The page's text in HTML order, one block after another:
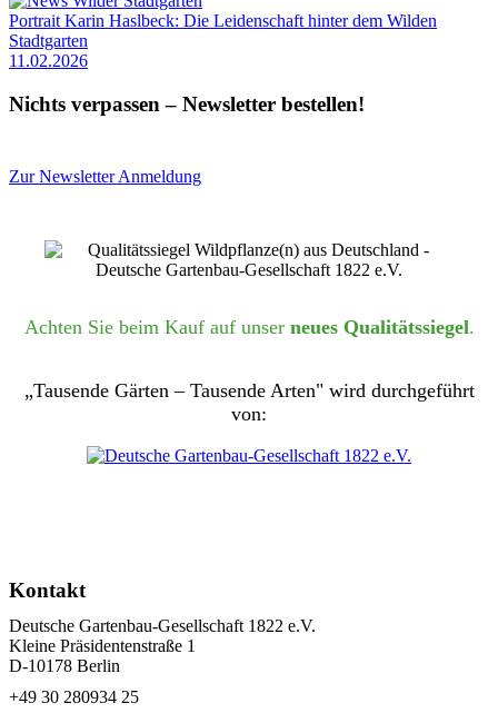
Portrait Karin Haslbeck: Die Leidenschaft hinter dem Wilden
Stadtgarten
11.02.2026
Nichts verpassen – Newsletter bestellen!
Zur Newsletter Anmeldung
Achten Sie beim Kauf auf unser neues Qualitätssiegel.
„Tausende Gärten – Tausende Arten" wird durchgeführt
von:
Kontakt
Deutsche Gartenbau-Gesellschaft 1822 e.V.
Kleine Präsidentenstraße 1
D-10178 Berlin
+49 30 280934 25